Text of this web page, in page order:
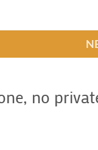
no